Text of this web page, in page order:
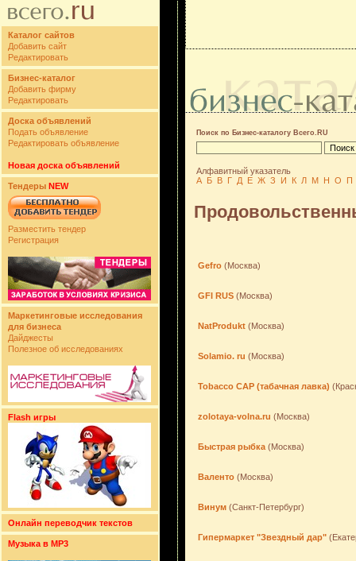
Каталог сайтов
Добавить сайт
Редактировать
Бизнес-каталог
Добавить фирму
Редактировать
Доска объявлений
Подать объявление
Редактировать объявление
Новая доска объявлений
Тендеры NEW
Разместить тендер
Регистрация
Маркетинговые исследования
для бизнеса
Дайджесты
Полезное об исследованиях
Flash игры
Онлайн переводчик текстов
Музыка в MP3
Поиск по Бизнес-каталогу Всего.RU
Алфавитный указатель
А Б В Г Д Е Ж З И К Л М Н О П
Gefro (Москва)
GFI RUS (Москва)
NatProdukt (Москва)
Solamio. ru (Москва)
Tobacco CAP (табачная лавка)
zolotaya-volna.ru (Москва)
Быстрая рыбка (Москва)
Валенто (Москва)
Винум (Санкт-Петербург)
Гипермаркет "Звездный дар"